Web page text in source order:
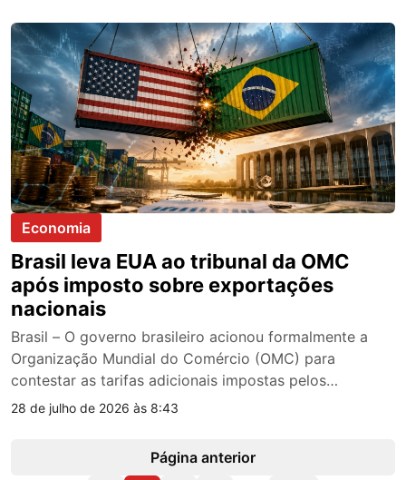
Economia
Brasil leva EUA ao tribunal da OMC
após imposto sobre exportações
nacionais
Brasil – O governo brasileiro acionou formalmente a
Organização Mundial do Comércio (OMC) para
contestar as tarifas adicionais impostas pelos…
28 de julho de 2026 às 8:43
Página anterior